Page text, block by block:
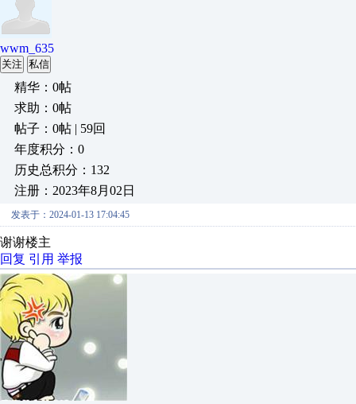
wwm_635
关注 私信
精华：0帖
求助：0帖
帖子：0帖 | 59回
年度积分：0
历史总积分：132
注册：2023年8月02日
发表于：2024-01-13 17:04:45
谢谢楼主
回复 引用 举报